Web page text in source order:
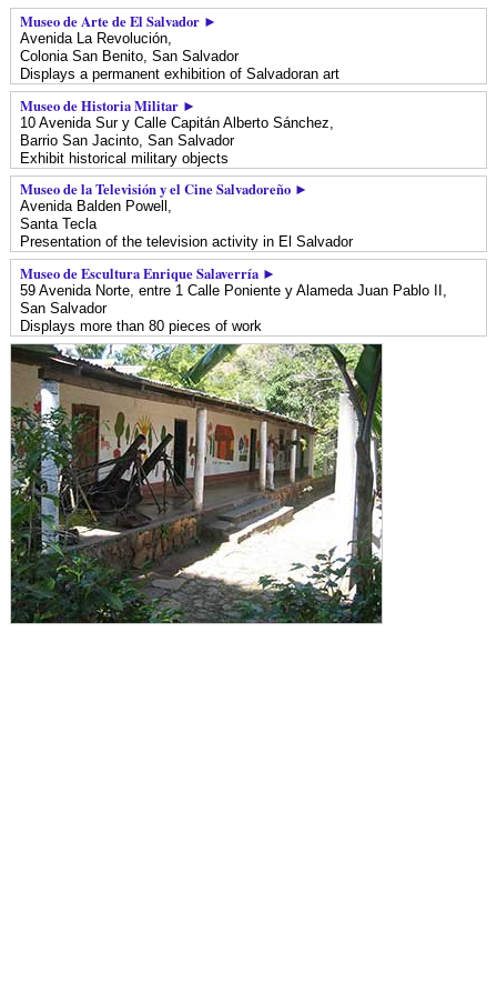
Museo de Arte de El Salvador ►
Avenida La Revolución,
Colonia San Benito,San Salvador
Displays a permanent exhibition of Salvadoran art
Museo de Historia Militar ►
10 Avenida Sur y Calle Capitán Alberto Sánchez,
Barrio San Jacinto,San Salvador
Exhibit historical military objects
Museo de la Televisión y el Cine Salvadoreño ►
Avenida Balden Powell,
Santa Tecla
Presentation of the television activity in El Salvador
Museo de Escultura Enrique Salaverría ►
59 Avenida Norte, entre 1 Calle Poniente y Alameda Juan Pablo II,
San Salvador
Displays more than 80 pieces of work